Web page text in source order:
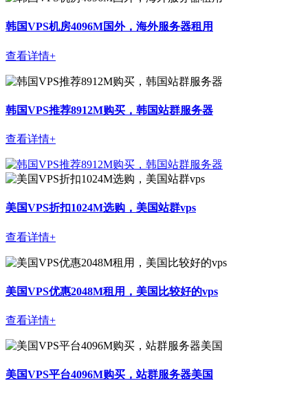
韩国VPS机房4096M国外，海外服务器租用
查看详情+
韩国VPS推荐8912M购买，韩国站群服务器
查看详情+
美国VPS折扣1024M选购，美国站群vps
查看详情+
美国VPS优惠2048M租用，美国比较好的vps
查看详情+
美国VPS平台4096M购买，站群服务器美国